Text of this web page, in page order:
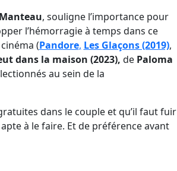
, souligne l’importance pour
l’hémorragie à temps dans ce
(Pandore, Les Glaçons (2019),
dans la maison (2023), de Paloma
au sein de la
dans le couple et qu’il faut fuir
à le faire. Et de préférence avant